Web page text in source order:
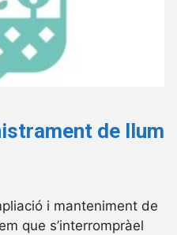
de llum
i manteniment de
que s’interrompràel